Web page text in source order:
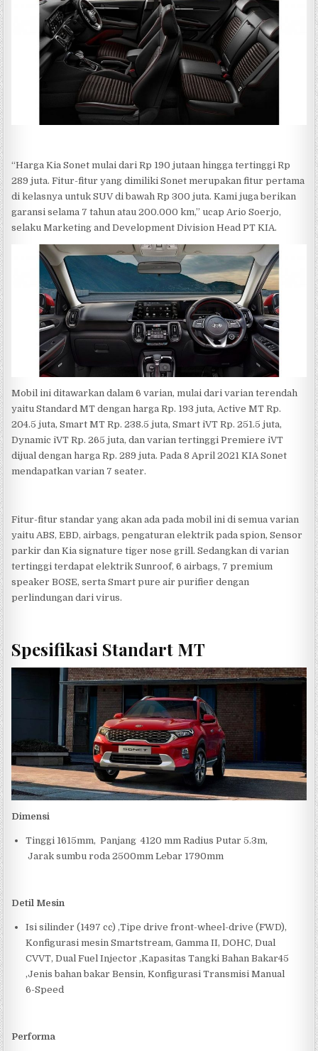
“Harga Kia Sonet mulai dari Rp 190 jutaan hingga tertinggi Rp
289 juta. Fitur-fitur yang dimiliki Sonet merupakan fitur pertama
di kelasnya untuk SUV di bawah Rp 300 juta. Kami juga berikan
garansi selama 7 tahun atau 200.000 km,” ucap Ario Soerjo,
selaku Marketing and Development Division Head PT KIA.
Mobil ini ditawarkan dalam 6 varian, mulai dari varian terendah
yaitu Standard MT dengan harga Rp. 193 juta, Active MT Rp.
204.5 juta, Smart MT Rp. 238.5 juta, Smart iVT Rp. 251.5 juta,
Dynamic iVT Rp. 265 juta, dan varian tertinggi Premiere iVT
dijual dengan harga Rp. 289 juta. Pada 8 April 2021 KIA Sonet
mendapatkan varian 7 seater.
Fitur-fitur standar yang akan ada pada mobil ini di semua varian
yaitu ABS, EBD, airbags, pengaturan elektrik pada spion, Sensor
parkir dan Kia signature tiger nose grill. Sedangkan di varian
tertinggi terdapat elektrik Sunroof, 6 airbags, 7 premium
speaker BOSE, serta Smart pure air purifier dengan
perlindungan dari virus.
Spesifikasi Standart MT
Dimensi
Tinggi 1615mm, Panjang 4120 mm Radius Putar 5.3m,
Jarak sumbu roda 2500mm Lebar 1790mm
Detil Mesin
Isi silinder (1497 cc) ,Tipe drive front-wheel-drive (FWD),
Konfigurasi mesin Smartstream, Gamma II, DOHC, Dual
CVVT, Dual Fuel Injector ,Kapasitas Tangki Bahan Bakar45
,Jenis bahan bakar Bensin, Konfigurasi Transmisi Manual
6-Speed
Performa